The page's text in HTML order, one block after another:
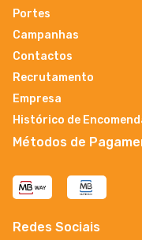
Portes
Campanhas
Contactos
Recrutamento
Empresa
Histórico de
Métodos de
Redes Sociais